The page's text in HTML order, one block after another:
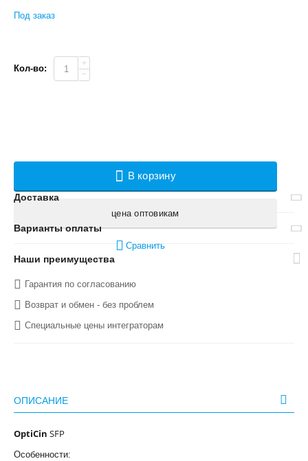
Под заказ
Кол-во:
+
−
В корзину
цена оптовикам
Сравнить
Доставка
Варианты оплаты
Наши преимущества
Гарантия по согласованию
Возврат и обмен - без проблем
Специальные цены интеграторам
ОПИСАНИЕ
OptiCin SFP
Особенности: